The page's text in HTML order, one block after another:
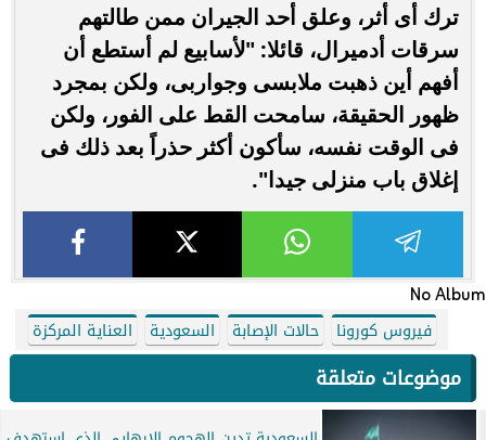
ترك أى أثر، وعلق أحد الجيران ممن طالتهم
سرقات أدميرال، قائلا: "لأسابيع لم أستطع أن
أفهم أين ذهبت ملابسى وجواربى، ولكن بمجرد
ظهور الحقيقة، سامحت القط على الفور، ولكن
فى الوقت نفسه، سأكون أكثر حذراً بعد ذلك فى
إغلاق باب منزلى جيدا".
No Album
فيروس كورونا حالات الإصابة السعودية العناية المركزة
موضوعات متعلقة